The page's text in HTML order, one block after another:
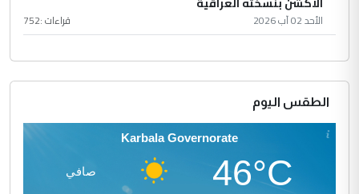
الأحد 02 آب 2026 قراءات :752
الطقس اليوم
Karbala Governorate
46°C صافي